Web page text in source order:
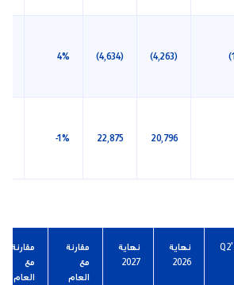
(4,263)
(4,634)
4%
20,796
22,875
-1%
نهاية
2026
نهاية
2027
مقارنة
مع
العام
مقارنة
مع
العام